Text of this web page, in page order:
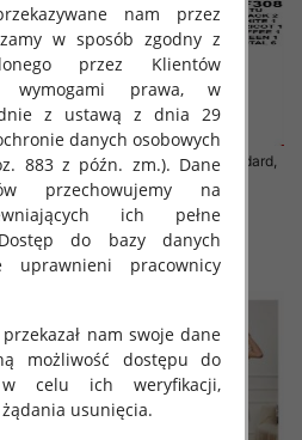
Komplet damskie Roz Standard,
Mix Kolor Paczka 6 szt
65.00 zł
szczegóły
nam przez
w sposób zgodny z
przez Klientów
wymogami prawa, w
z ustawą z dnia 29
danych osobowych
883 z późn. zm.). Dane
przechowujemy na
ich pełne
do bazy danych
uprawnieni pracownicy
nam swoje dane
możliwość dostępu do
celu ich weryfikacji,
usunięcia.